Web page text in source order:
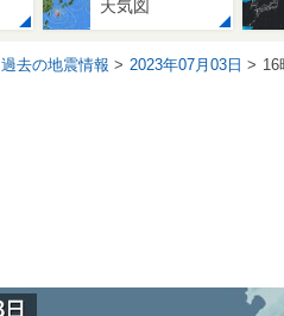
天気図
過去の地震情報 2023年07月03日 16